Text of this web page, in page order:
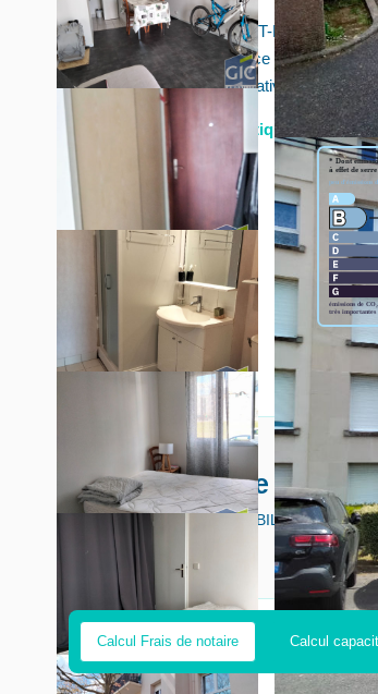
Proche clinique SAINT-MARTIN, joli
placard/vestiaire, pièce de vie avec
Place de parking privative dans la
Diagnostics énergétiques
Découvrez votre futur
Avec votre expert GIC IMMOBILIER
Calcul Frais de notaire Calcul